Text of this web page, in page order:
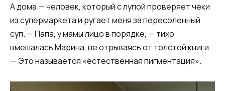
А дома — человек, который с лупой проверяет чеки
из супермаркета и ругает меня за пересоленный
суп. — Папа, у мамы лицо в порядке, — тихо
вмешалась Марина, не отрываясь от толстой книги.
— Это называется «естественная пигментация».